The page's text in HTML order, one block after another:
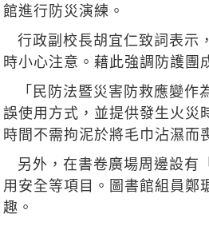
館進行防災演練。
行政副校長胡宜仁致詞表示
時小心注意。藉此強調防護團
「民防法暨災害防救應變
誤使用方式，並提供發生火災
時間不需拘泥於將毛巾沾濕而
另外，在書卷廣場周邊設有
用安全等項目。圖書館組員鄭
趣。